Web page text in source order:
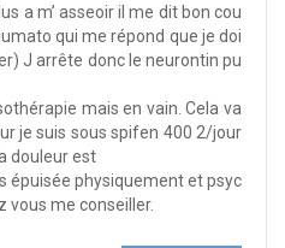
a m’ asseoir il me dit bon cou
qui me répond que je doi
J arrête donc le neurontin pu
mais en vain. Cela va
dafalgan codéine 3/jour la douleur est
épuisée physiquement et psyc
vous me conseiller.